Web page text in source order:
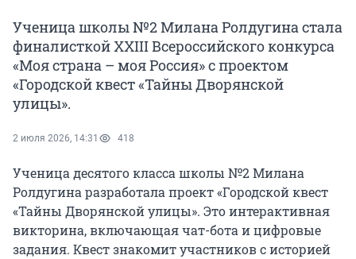
Ученица школы №2 Милана Ролдугина стала
финалисткой XXIII Всероссийского конкурса
«Моя страна – моя Россия» с проектом
«Городской квест «Тайны Дворянской
улицы».
2 июля 2026, 14:31 418
Ученица десятого класса школы №2 Милана
Ролдугина разработала проект «Городской квест
«Тайны Дворянской улицы». Это интерактивная
викторина, включающая чат-бота и цифровые
задания. Квест знакомит участников с историей